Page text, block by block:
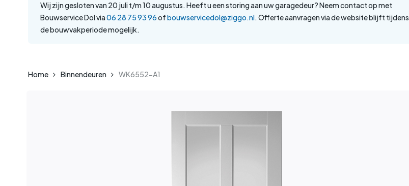
Wij zijn gesloten van 20 juli t/m 10 augustus. Heeft u een storing aan uw garagedeur? Neem contact op met
Bouwservice Dol via06 28 75 93 96ofbouwservicedol@ziggo.nl. Offerte aanvragen via de website blijft tijdens
de bouwvakperiode mogelijk.
Home Binnendeuren WK6552-A1